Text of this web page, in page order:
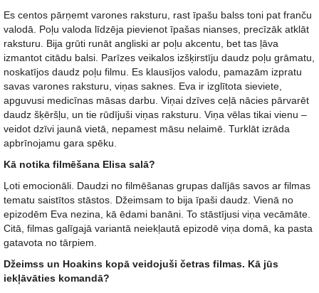
Es centos pārņemt varones raksturu, rast īpašu balss toni pat franču
valodā. Poļu valoda līdzēja pievienot īpašas nianses, precīzāk atklāt
raksturu. Bija grūti runāt angliski ar poļu akcentu, bet tas ļāva
izmantot citādu balsi. Parīzes veikalos izšķirstīju daudz poļu grāmatu,
noskatījos daudz poļu filmu. Es klausījos valodu, pamazām izpratu
savas varones raksturu, viņas saknes. Eva ir izglītota sieviete,
apguvusi medicīnas māsas darbu. Viņai dzīves ceļā nācies pārvarēt
daudz šķēršļu, un tie rūdījuši viņas raksturu. Viņa vēlas tikai vienu –
veidot dzīvi jaunā vietā, nepamest māsu nelaimē. Turklāt izrāda
apbrīnojamu gara spēku.
Kā notika filmēšana Elisa salā?
Ļoti emocionāli. Daudzi no filmēšanas grupas dalījās savos ar filmas
tematu saistītos stāstos. Džeimsam to bija īpaši daudz. Vienā no
epizodēm Eva nezina, kā ēdami banāni. To stāstījusi viņa vecāmāte.
Citā, filmas galīgajā variantā neiekļautā epizodē viņa domā, ka pasta
gatavota no tārpiem.
Džeimss un Hoakins kopā veidojuši četras filmas. Kā jūs
iekļāvāties komandā?